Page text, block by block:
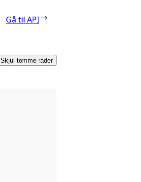
Gå til API
Skjul tomme rader